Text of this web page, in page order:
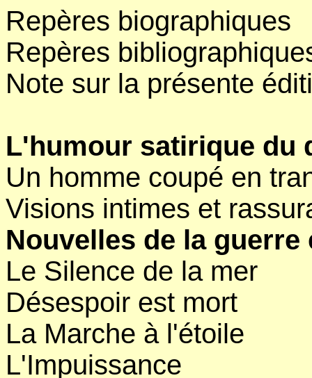
Repères biographiques
Repères
Note sur la présente
L'humour satirique du
Un homme coupé en
Visions intimes et
Nouvelles de la guerre
Le Silence de la mer
Désespoir est mort
La Marche à l'étoile
L'Impuissance